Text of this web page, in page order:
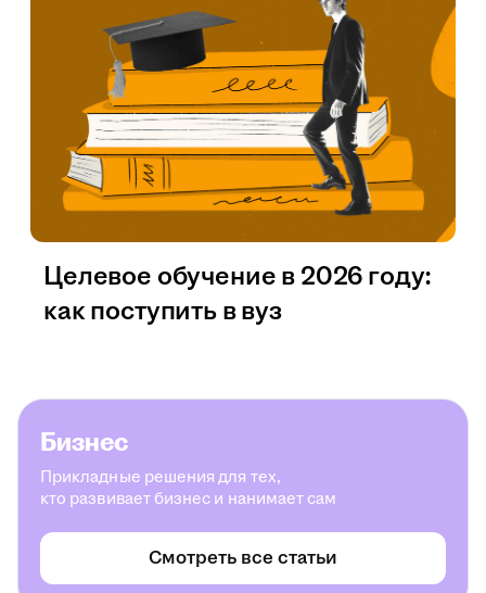
Целевое обучение в 2026 году:
как поступить в вуз
Бизнес
Прикладные решения для тех,
кто развивает бизнес и нанимает сам
Смотреть все статьи